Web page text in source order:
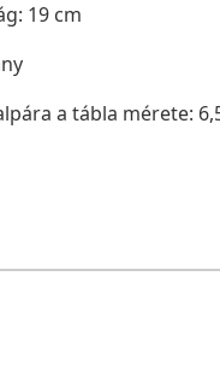
19 cm
a tábla mérete: